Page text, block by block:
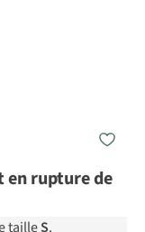
rupture de
tailleS.